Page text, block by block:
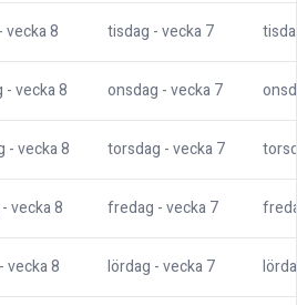
- vecka8 tisdag - vecka7
- vecka8 onsdag - vecka7
- vecka8 torsdag - vecka7
- vecka8 fredag - vecka7
- vecka8 lördag - vecka7